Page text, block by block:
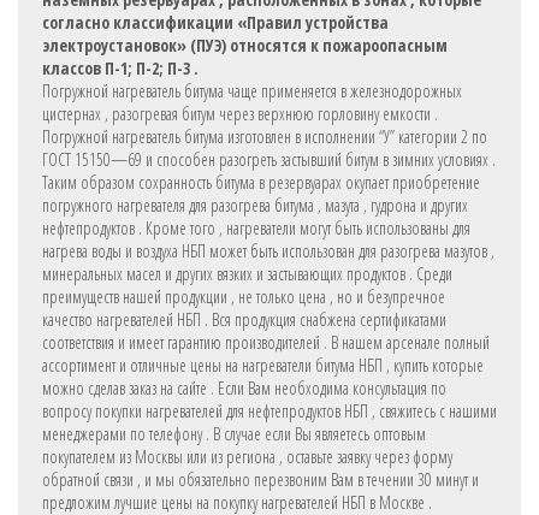
согласно классификации «Правил устройства
электроустановок» (ПУЭ) относятся к пожароопасным
классов П-1; П-2; П-3 .
Погружной нагреватель битума чаще применяется в железнодорожных
цистернах , разогревая битум через верхнюю горловину емкости .
Погружной нагреватель битума изготовлен в исполнении “У” категории 2 по
ГОСТ 15150—69 и способен разогреть застывший битум в зимних условиях .
Таким образом сохранность битума в резервуарах окупает приобретение
погружного нагревателя для разогрева битума , мазута , гудрона и других
нефтепродуктов . Кроме того , нагреватели могут быть использованы для
нагрева воды и воздуха НБП может быть использован для разогрева мазутов ,
минеральных масел и других вязких и застывающих продуктов . Среди
преимуществ нашей продукции , не только цена , но и безупречное
качество нагревателей НБП . Вся продукция снабжена сертификатами
соответствия и имеет гарантию производителей . В нашем арсенале полный
ассортимент и отличные цены на нагреватели битума НБП , купить которые
можно сделав заказ на сайте . Если Вам необходима консультация по
вопросу покупки нагревателей для нефтепродуктов НБП , свяжитесь с нашими
менеджерами по телефону . В случае если Вы являетесь оптовым
покупателем из Москвы или из региона , оставьте заявку через форму
обратной связи , и мы обязательно перезвоним Вам в течении 30 минут и
предложим лучшие цены на покупку нагревателей НБП в Москве .